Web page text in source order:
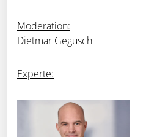
Moderation:
Dietmar Gegusch
Experte: